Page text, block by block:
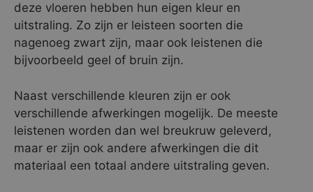
deze vloeren hebben hun eigen kleur en
uitstraling. Zo zijn er leisteen soorten die
nagenoeg zwart zijn, maar ook leistenen die
bijvoorbeeld geel of bruin zijn.
Naast verschillende kleuren zijn er ook
verschillende afwerkingen mogelijk. De meeste
leistenen worden dan wel breukruw geleverd,
maar er zijn ook andere afwerkingen die dit
materiaal een totaal andere uitstraling geven.